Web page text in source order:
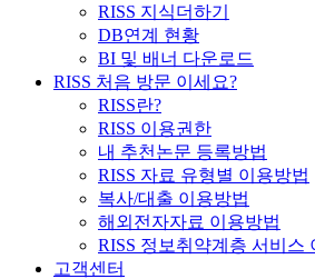
RISS 지식더하기
DB연계 현황
BI 및 배너 다운로드
RISS 처음 방문 이세요?
RISS란?
RISS 이용권한
내 추천논문 등록방법
RISS 자료 유형별 이용방법
복사/대출 이용방법
해외전자자료 이용방법
RISS 정보취약계층 서비스
고객센터